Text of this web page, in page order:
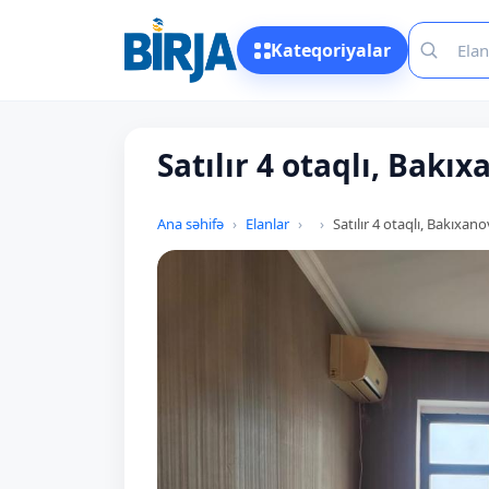
Kateqoriyalar
Satılır 4 otaqlı,
Ana səhifə Elanlar Satılır 4 otaqlı,